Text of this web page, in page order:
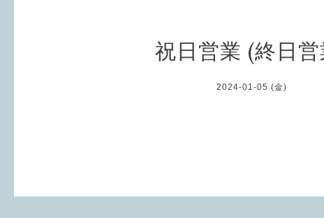
祝日営業 (終日
2024-01-05 (金)